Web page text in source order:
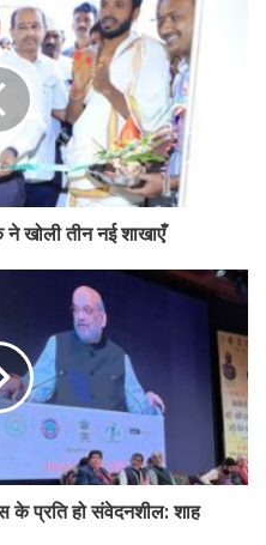
दुनिया की तीसरी सबसे बड़ी
क्षेत्र का योगदान भी बढ़ता
में असंगठित क्षेत्र को संगठित क्षेत्र के
की आय बढ़ाने में मदद मिलेगी।
की प्रशंसा करते हुए कहा कि यह
अच्छा काम कर रहा है।
कई गुना बढ़ाने में सक्षम हैं। केंद्रीय
जैसी तकनीकों को शामिल करने और इस
70 प्रतिशत से अधिक करने की
है, नस्ल सुधार पर व्यापक स्तर काम
मुंहपका रोग तथा ब्रुसेलोसिस के लिए
इन रोगों को खत्म किया जा सके। इन
की मेजबानी
खोली तीन नई शाखाएँ
के प्रति हो संवेदनशील: शाह